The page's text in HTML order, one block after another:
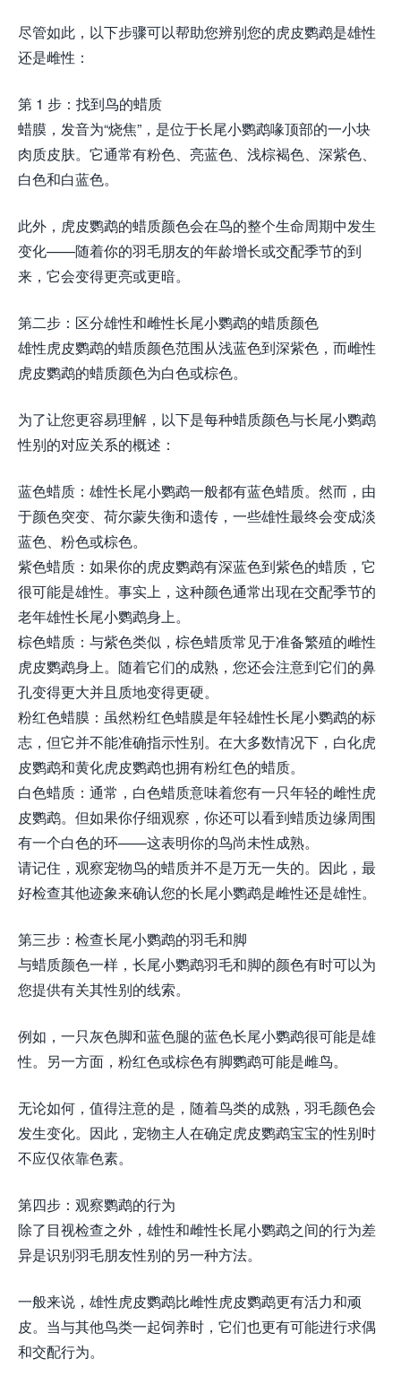
尽管如此，以下步骤可以帮助您辨别您的虎皮鹦鹉是雄性
还是雌性：
第 1 步：找到鸟的蜡质
蜡膜，发音为“烧焦”，是位于长尾小鹦鹉喙顶部的一小块
肉质皮肤。它通常有粉色、亮蓝色、浅棕褐色、深紫色、
白色和白蓝色。
此外，虎皮鹦鹉的蜡质颜色会在鸟的整个生命周期中发生
变化——随着你的羽毛朋友的年龄增长或交配季节的到
来，它会变得更亮或更暗。
第二步：区分雄性和雌性长尾小鹦鹉的蜡质颜色
雄性虎皮鹦鹉的蜡质颜色范围从浅蓝色到深紫色，而雌性
虎皮鹦鹉的蜡质颜色为白色或棕色。
为了让您更容易理解，以下是每种蜡质颜色与长尾小鹦鹉
性别的对应关系的概述：
蓝色蜡质：雄性长尾小鹦鹉一般都有蓝色蜡质。然而，由
于颜色突变、荷尔蒙失衡和遗传，一些雄性最终会变成淡
蓝色、粉色或棕色。
紫色蜡质：如果你的虎皮鹦鹉有深蓝色到紫色的蜡质，它
很可能是雄性。事实上，这种颜色通常出现在交配季节的
老年雄性长尾小鹦鹉身上。
棕色蜡质：与紫色类似，棕色蜡质常见于准备繁殖的雌性
虎皮鹦鹉身上。随着它们的成熟，您还会注意到它们的鼻
孔变得更大并且质地变得更硬。
粉红色蜡膜：虽然粉红色蜡膜是年轻雄性长尾小鹦鹉的标
志，但它并不能准确指示性别。在大多数情况下，白化虎
皮鹦鹉和黄化虎皮鹦鹉也拥有粉红色的蜡质。
白色蜡质：通常，白色蜡质意味着您有一只年轻的雌性虎
皮鹦鹉。但如果你仔细观察，你还可以看到蜡质边缘周围
有一个白色的环——这表明你的鸟尚未性成熟。
请记住，观察宠物鸟的蜡质并不是万无一失的。因此，最
好检查其他迹象来确认您的长尾小鹦鹉是雌性还是雄性。
第三步：检查长尾小鹦鹉的羽毛和脚
与蜡质颜色一样，长尾小鹦鹉羽毛和脚的颜色有时可以为
您提供有关其性别的线索。
例如，一只灰色脚和蓝色腿的蓝色长尾小鹦鹉很可能是雄
性。另一方面，粉红色或棕色有脚鹦鹉可能是雌鸟。
无论如何，值得注意的是，随着鸟类的成熟，羽毛颜色会
发生变化。因此，宠物主人在确定虎皮鹦鹉宝宝的性别时
不应仅依靠色素。
第四步：观察鹦鹉的行为
除了目视检查之外，雄性和雌性长尾小鹦鹉之间的行为差​​
异是识别羽毛朋友性别的另一种方法。
一般来说，雄性虎皮鹦鹉比雌性虎皮鹦鹉更有活力和顽
皮。当与其他鸟类一起饲养时，它们也更有可能进行求偶
和交配行为。